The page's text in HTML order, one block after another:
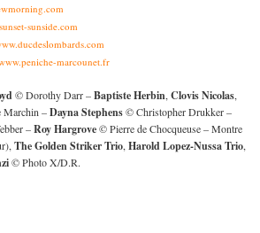
sunside.com
marcounet.fr
© Dorothy Darr –Baptiste Herbin, Clovis Nicolas,
–Dayna Stephens© Christopher Drukker –
–Roy Hargrove© Pierre de Chocqueuse – Montre
The Golden Striker Trio, Harold Lopez-Nussa Trio,
© Photo X/D.R.